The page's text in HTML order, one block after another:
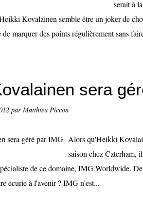
serait à
Kovalainen semble être un joker de
marquer des points régulièrement sans
sera
par Matthieu Piccon
Alors qu'Heikki
saison chez Caterham,
de ce domaine, IMG Worldwide.
écurie à l'avenir ? IMG n'est...